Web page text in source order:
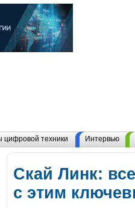
цифровой техники Интервью
Скай Линк:
с этим